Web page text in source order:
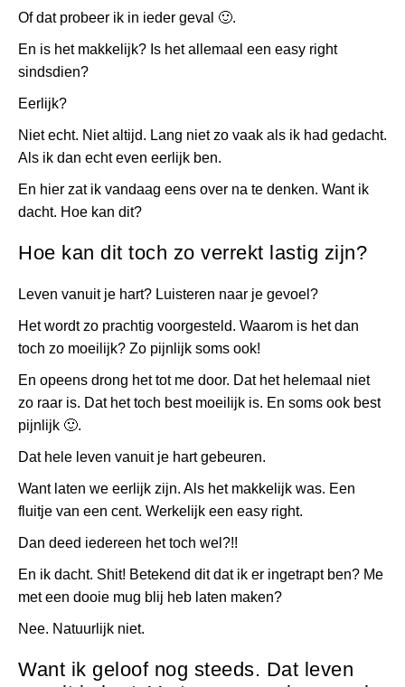
Of dat probeer ik in ieder geval 🙂.
En is het makkelijk? Is het allemaal een easy right
sindsdien?
Eerlijk?
Niet echt. Niet altijd. Lang niet zo vaak als ik had gedacht.
Als ik dan echt even eerlijk ben.
En hier zat ik vandaag eens over na te denken. Want ik
dacht. Hoe kan dit?
Hoe kan dit toch zo verrekt lastig zijn?
Leven vanuit je hart? Luisteren naar je gevoel?
Het wordt zo prachtig voorgesteld. Waarom is het dan
toch zo moeilijk? Zo pijnlijk soms ook!
En opeens drong het tot me door. Dat het helemaal niet
zo raar is. Dat het toch best moeilijk is. En soms ook best
pijnlijk 🙂.
Dat hele leven vanuit je hart gebeuren.
Want laten we eerlijk zijn. Als het makkelijk was. Een
fluitje van een cent. Werkelijk een easy right.
Dan deed iedereen het toch wel?!!
En ik dacht. Shit! Betekend dit dat ik er ingetrapt ben? Me
met een dooie mug blij heb laten maken?
Nee. Natuurlijk niet.
Want ik geloof nog steeds. Dat leven